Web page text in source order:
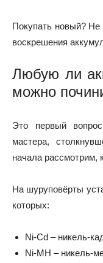
Покупать новый? Не
воскрешения
Любую ли
можно
Это первый
мастера,
начала рассмотрим,
На шуруповёрты
которых:
Ni-Cd – никель-
Ni-MH – никель-